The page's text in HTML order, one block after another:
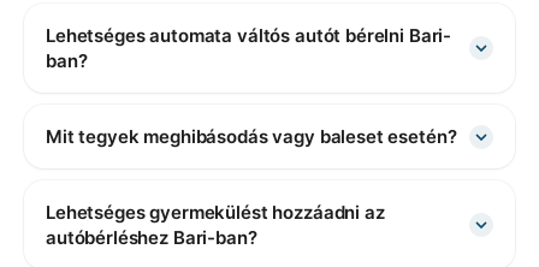
Lehetséges automata váltós autót bérelni Bari-
ban?
Mit tegyek meghibásodás vagy baleset esetén?
Lehetséges gyermekülést hozzáadni az
autóbérléshez Bari-ban?